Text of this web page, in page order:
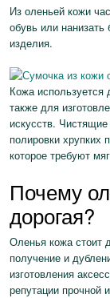
Из оленьей кожи
обувь или
изделия.
Кожа используется
также для
искусств.
полировки хрупких
которое требуют
Почему
дорогая?
Оленья кожа стоит
получение и
изготовления
репутации прочной